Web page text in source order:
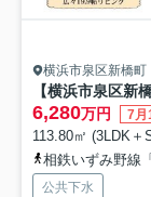
横浜市泉区新橋町
6,280万円 7月
113.80㎡ (3LDK
相鉄いずみ野線
公共下水